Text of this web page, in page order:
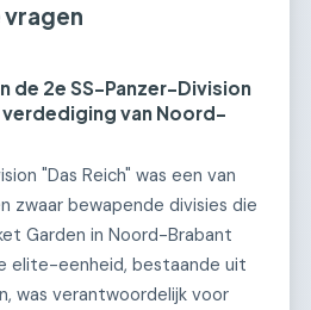
de 2e SS-Panzer-Division
verdediging van Noord-
"Das Reich" was een van
zwaar bewapende divisies die
Garden in Noord-Brabant
elite-eenheid, bestaande uit
was verantwoordelijk voor